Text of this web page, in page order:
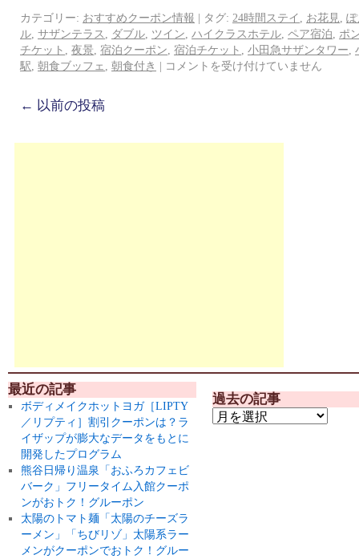
カテゴリー: おすすめクーポン情報 | タグ: 24時間ステイ お花見
ル サザンテラス ダブル ツイン ハイクラスホテル ペア宿泊
ポ
チケット
夜景 宿泊クーポン 宿泊チケット 小田急サザンタワー
駅 朝食ブッフェ 朝食付き | コメントを受け付けていません
← 以前の投稿
最近の記事
ボディメイクホットヨガ［LIPTY
／リプティ］割引クーポンは？ラ
イザップが膨大なデータをもとに
開発したプログラム
熊谷日帰り温泉「おふろカフェビ
バーク」フリータイム入館クーポ
ンがおトク！グルーポン
太陽のトマト麺「太陽のチーズラ
ーメン」「ちびリゾ」太陽系ラー
メンがクーポンでおトク！グルー
過去の記事